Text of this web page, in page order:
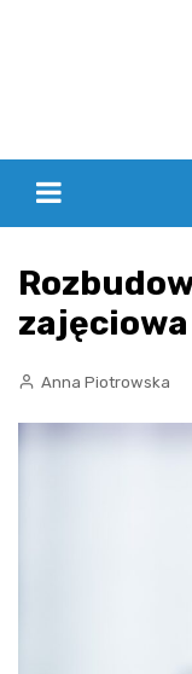
zajęciowa
Anna Piotrowska